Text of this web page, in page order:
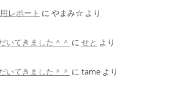
レポート に やまみ☆ より
てきました＾＾ に せと より
てきました＾＾ に tame より